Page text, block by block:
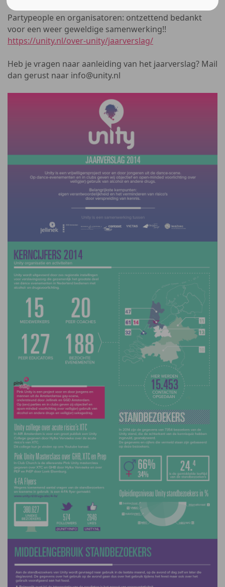
Partypeople en organisatoren: ontzettend bedankt
voor een weer geweldige samenwerking!!
https://unity.nl/over-unity/jaarverslag/
Heb je vragen naar aanleiding van het jaarverslag? Mail
dan gerust naar info@unity.nl